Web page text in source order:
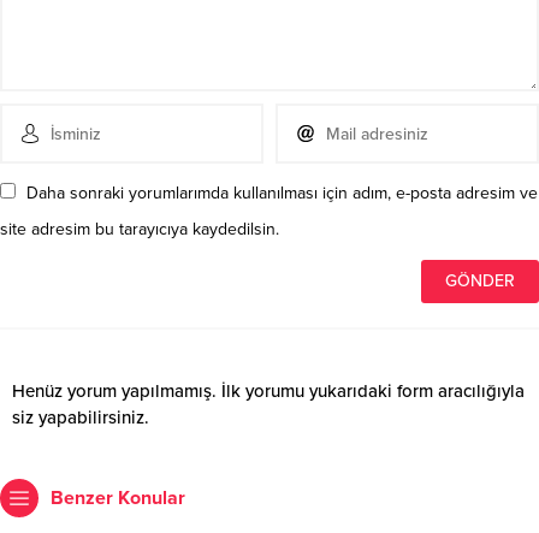
Daha sonraki yorumlarımda kullanılması için adım, e-posta adresim ve
site adresim bu tarayıcıya kaydedilsin.
Henüz yorum yapılmamış. İlk yorumu yukarıdaki form aracılığıyla
siz yapabilirsiniz.
Benzer Konular